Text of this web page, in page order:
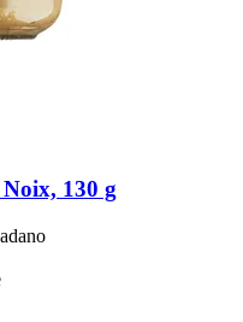
Noix, 130 g